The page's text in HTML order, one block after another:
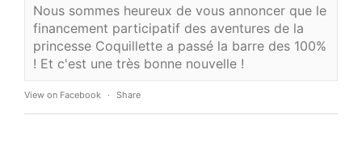
Nous sommes heureux de vous annoncer que le
financement participatif des aventures de la
princesse Coquillette a passé la barre des 100%
! Et c'est une très bonne nouvelle !
View on Facebook · Share